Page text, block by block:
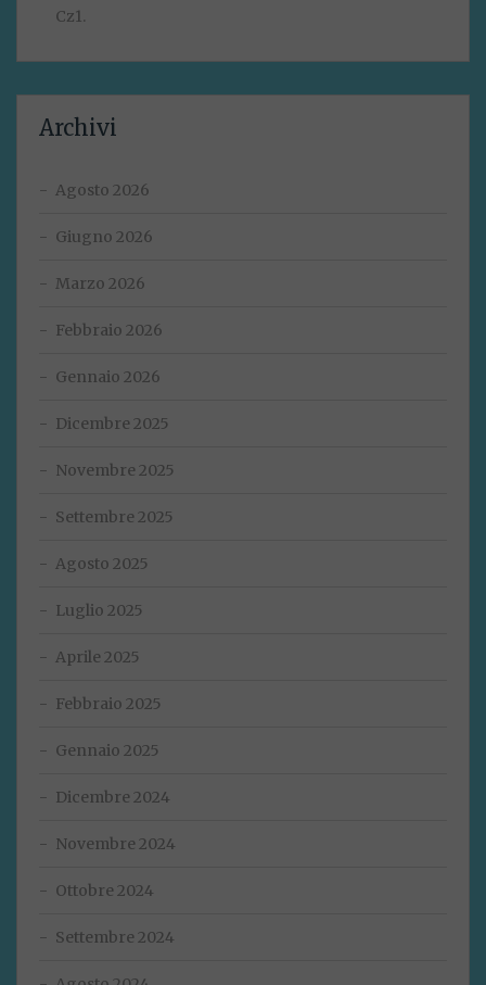
Cz1.
Archivi
Agosto 2026
Giugno 2026
Marzo 2026
Febbraio 2026
Gennaio 2026
Dicembre 2025
Novembre 2025
Settembre 2025
Agosto 2025
Luglio 2025
Aprile 2025
Febbraio 2025
Gennaio 2025
Dicembre 2024
Novembre 2024
Ottobre 2024
Settembre 2024